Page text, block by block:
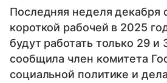
Последняя неделя декабря
короткой рабочей в 2025
будут работать только 29 и
сообщила член комитета
социальной политике и